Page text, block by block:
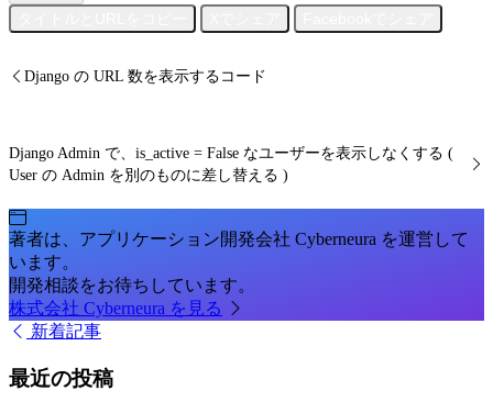
Django の URL 数を表示するコード
Django Admin で、is_active = False なユーザーを表示しなくする (
User の Admin を別のものに差し替える )
著者は、アプリケーション開発会社 Cyberneura を運営して
います。
開発相談をお待ちしています。
株式会社 Cyberneura を見る
新着記事
最近の投稿